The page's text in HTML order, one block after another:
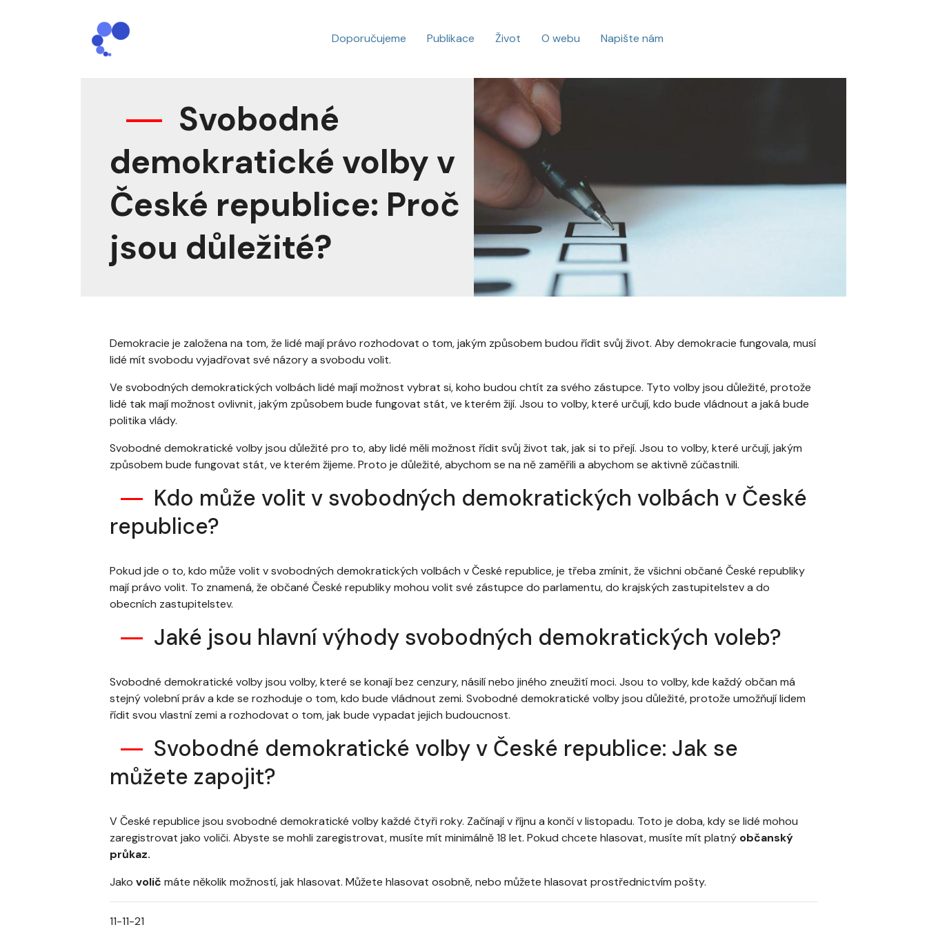
Doporučujeme Publikace Život O webu Napište nám
Svobodné
demokratické volby v
České republice: Proč
jsou důležité?
Demokracie je založena na tom, že lidé mají právo rozhodovat o tom, jakým způsobem budou řídit svůj život. Aby demokracie fungovala, musí
lidé mít svobodu vyjadřovat své názory a svobodu volit.
Ve svobodných demokratických volbách lidé mají možnost vybrat si, koho budou chtít za svého zástupce. Tyto volby jsou důležité, protože
lidé tak mají možnost ovlivnit, jakým způsobem bude fungovat stát, ve kterém žijí. Jsou to volby, které určují, kdo bude vládnout a jaká bude
politika vlády.
Svobodné demokratické volby jsou důležité pro to, aby lidé měli možnost řídit svůj život tak, jak si to přejí. Jsou to volby, které určují, jakým
způsobem bude fungovat stát, ve kterém žijeme. Proto je důležité, abychom se na ně zaměřili a abychom se aktivně zúčastnili.
Kdo může volit v svobodných demokratických volbách v České
republice?
Pokud jde o to, kdo může volit v svobodných demokratických volbách v České republice, je třeba zmínit, že všichni občané České republiky
mají právo volit. To znamená, že občané České republiky mohou volit své zástupce do parlamentu, do krajských zastupitelstev a do
obecních zastupitelstev.
Jaké jsou hlavní výhody svobodných demokratických voleb?
Svobodné demokratické volby jsou volby, které se konají bez cenzury, násilí nebo jiného zneužití moci. Jsou to volby, kde každý občan má
stejný volební práv a kde se rozhoduje o tom, kdo bude vládnout zemi. Svobodné demokratické volby jsou důležité, protože umožňují lidem
řídit svou vlastní zemi a rozhodovat o tom, jak bude vypadat jejich budoucnost.
Svobodné demokratické volby v České republice: Jak se
můžete zapojit?
V České republice jsou svobodné demokratické volby každé čtyři roky. Začínají v říjnu a končí v listopadu. Toto je doba, kdy se lidé mohou
zaregistrovat jako voliči. Abyste se mohli zaregistrovat, musíte mít minimálně 18 let. Pokud chcete hlasovat, musíte mít platný občanský
průkaz.
Jako volič máte několik možností, jak hlasovat. Můžete hlasovat osobně, nebo můžete hlasovat prostřednictvím pošty.
11-11-21